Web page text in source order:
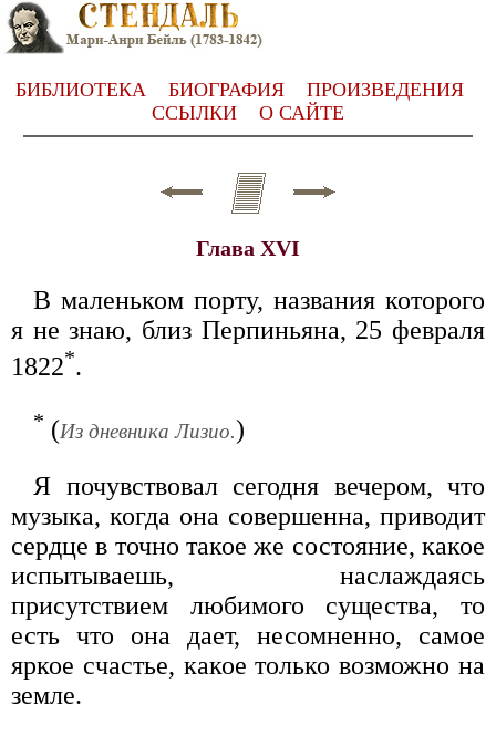
БИБЛИОТЕКА БИОГРАФИЯ
ПРОИЗВЕДЕНИЯ
ССЫЛКИ
О САЙТЕ
Глава XVI
В маленьком порту, названия которого
я не знаю, близ Перпиньяна, 25 февраля
1822*.
* (Из дневника Лизио.)
Я почувствовал сегодня вечером, что
музыка, когда она совершенна, приводит
сердце в точно такое же состояние, какое
испытываешь, наслаждаясь
присутствием любимого существа, то
есть что она дает, несомненно, самое
яркое счастье, какое только возможно на
земле.